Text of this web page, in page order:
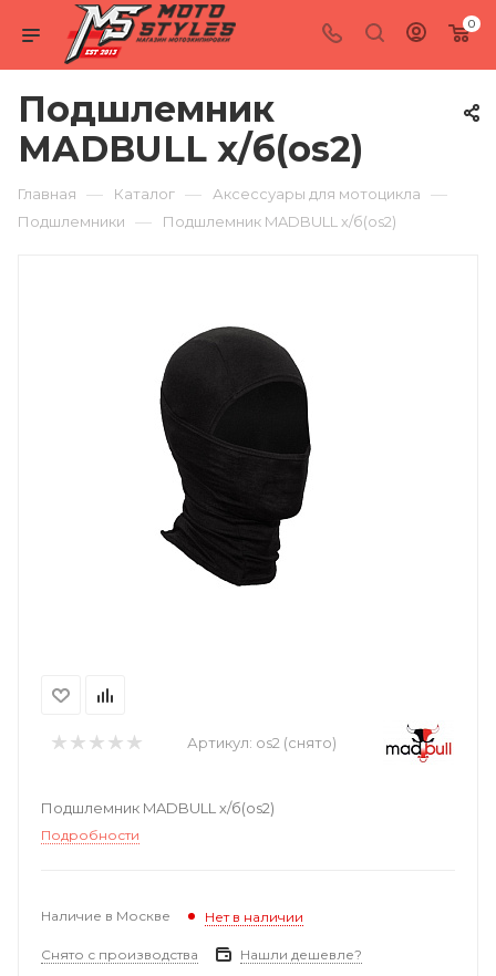
0
Подшлемник
MADBULL х/б(os2)
Главная — Каталог — Аксессуары для мотоцикла —
Подшлемники — Подшлемник MADBULL х/б(os2)
Артикул: os2 (снято)
Подшлемник MADBULL х/б(os2)
Подробности
Наличие в Москве Нет в наличии
Снято с производства Нашли дешевле?